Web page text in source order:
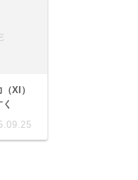
XI）